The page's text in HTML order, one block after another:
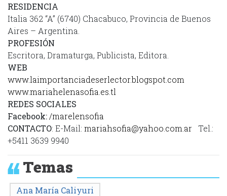
RESIDENCIA
Italia 362 “A” (6740) Chacabuco, Provincia de Buenos
Aires – Argentina.
PROFESIÓN
Escritora, Dramaturga, Publicista, Editora.
WEB
www.laimportanciadeserlector.blogspot.com
www.mariahelenasofia.es.tl
REDES SOCIALES
Facebook:/marelensofia
CONTACTO: E-Mail: mariahsofia@yahoo.com.ar Tel.:
+5411 3639 9940
Temas
Ana María Caliyuri